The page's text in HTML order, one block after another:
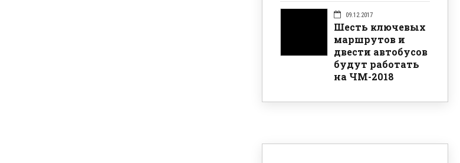
09.12.2017
Шесть ключевых
маршрутов и
двести автобусов
будут работать
на ЧМ-2018